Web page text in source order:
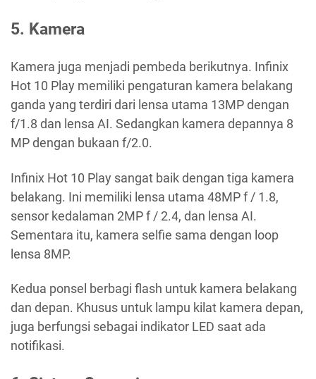
5. Kamera
Kamera juga menjadi pembeda berikutnya. Infinix
Hot 10 Play memiliki pengaturan kamera belakang
ganda yang terdiri dari lensa utama 13MP dengan
f/1.8 dan lensa AI. Sedangkan kamera depannya 8
MP dengan bukaan f/2.0.
Infinix Hot 10 Play sangat baik dengan tiga kamera
belakang. Ini memiliki lensa utama 48MP f / 1.8,
sensor kedalaman 2MP f / 2.4, dan lensa AI.
Sementara itu, kamera selfie sama dengan loop
lensa 8MP.
Kedua ponsel berbagi flash untuk kamera belakang
dan depan. Khusus untuk lampu kilat kamera depan,
juga berfungsi sebagai indikator LED saat ada
notifikasi.